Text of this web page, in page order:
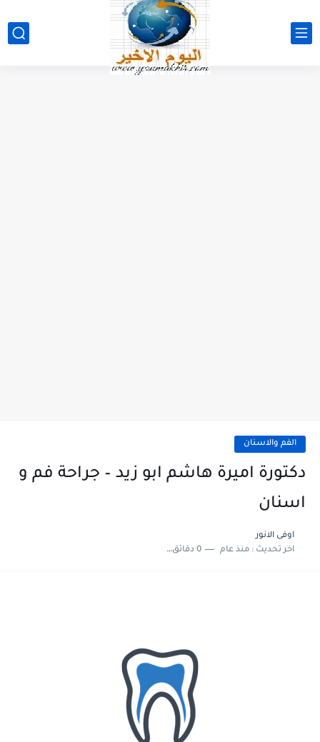
الفم والاسنان
دكتورة اميرة هاشم ابو زيد – جراحة فم و
اسنان
اوفى الانور
اخر تحديث :منذ عام 0 دقائق للقراءة